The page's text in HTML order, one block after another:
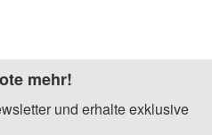
mehr!
und erhalte exklusive